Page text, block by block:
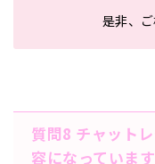
是非、ご
質問8 チャット
容になっていま